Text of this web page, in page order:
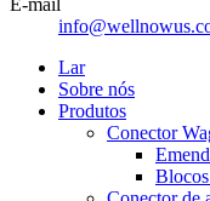
E-mail
Lar
Sobre nós
Produtos
Conector